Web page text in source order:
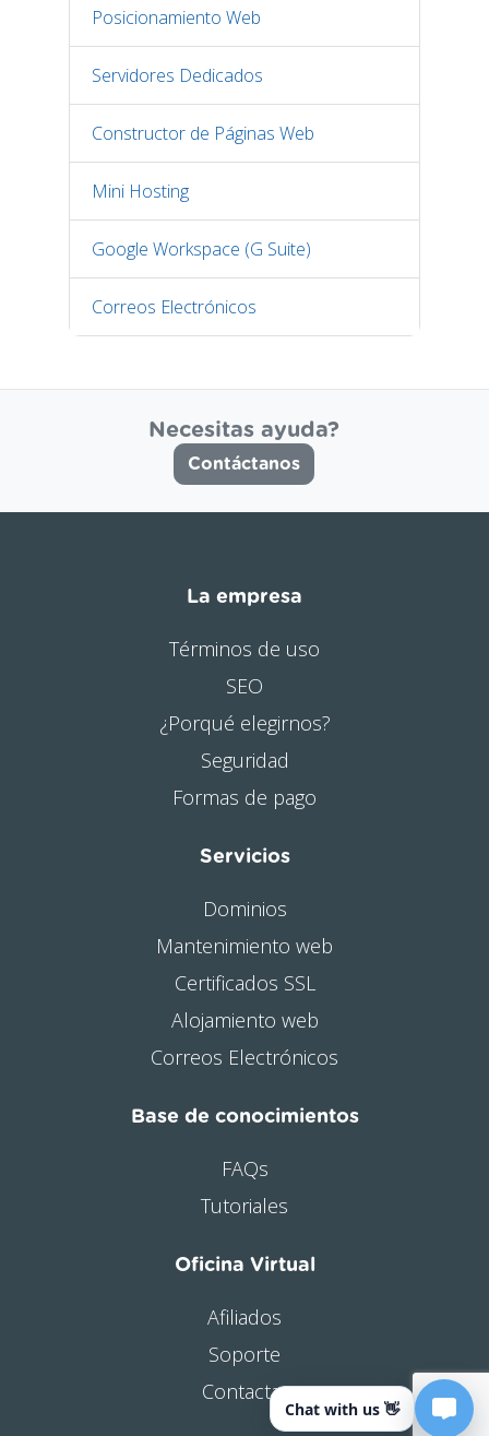
Posicionamiento Web
Servidores Dedicados
Constructor de Páginas Web
Mini Hosting
Google Workspace (G Suite)
Correos Electrónicos
Necesitas ayuda?
Contáctanos
La empresa
Términos de uso
SEO
¿Porqué elegirnos?
Seguridad
Formas de pago
Servicios
Dominios
Mantenimiento web
Certificados SSL
Alojamiento web
Correos Electrónicos
Base de conocimientos
FAQs
Tutoriales
Oficina Virtual
Afiliados
Soporte
Contactar
Chat with us 👋